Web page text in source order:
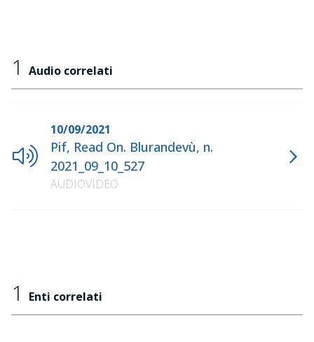
1 Audio correlati
10/09/2021
Pif, Read On. Blurandevù, n.
2021_09_10_527
AUDIOVIDEO
1 Enti correlati